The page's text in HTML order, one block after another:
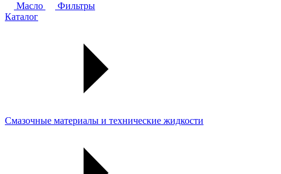
Масло
Фильтры
Каталог
Смазочные материалы и технические жидкости